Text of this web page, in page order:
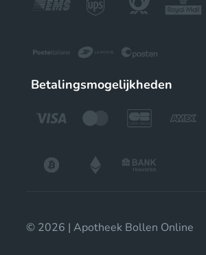
Betalingsmogelijkheden
© 2026 | Apotheek Bollen Online